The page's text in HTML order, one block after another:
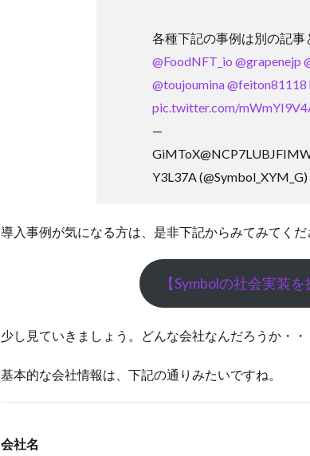
事業内容
2
業
2.1
各種下記の事例は別の記
@FoodNFT_io @grapenejp
@toujoumina@feiton81118
pic.twitter.com/
—
Y3L37A (@Symbol_XYM_G)
導入事例が気になる方は、是非下記からみてみてくだ
【Symbolの社会実装
少し見ていきましょう。どんな会社なんだろうか・・
基本的な会社情報は、下記の通りみたいですね。
会社名